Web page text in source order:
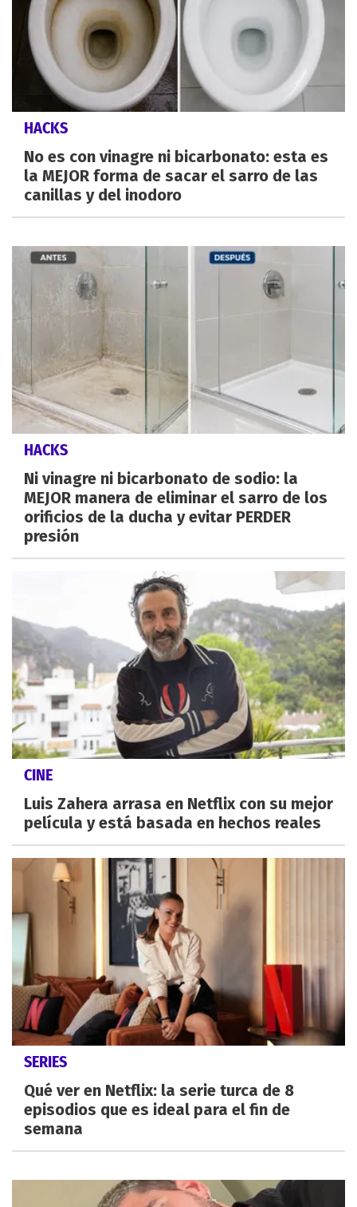
HACKS
No es con vinagre ni bicarbonato: esta es
la MEJOR forma de sacar el sarro de las
canillas y del inodoro
HACKS
Ni vinagre ni bicarbonato de sodio: la
MEJOR manera de eliminar el sarro de los
orificios de la ducha y evitar PERDER
presión
CINE
Luis Zahera arrasa en Netflix con su mejor
película y está basada en hechos reales
SERIES
Qué ver en Netflix: la serie turca de 8
episodios que es ideal para el fin de
semana